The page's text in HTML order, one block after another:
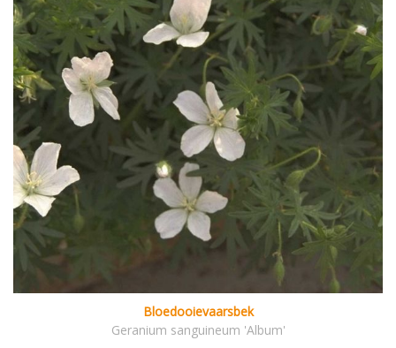
Bloedooievaarsbek
Geranium sanguineum 'Album'